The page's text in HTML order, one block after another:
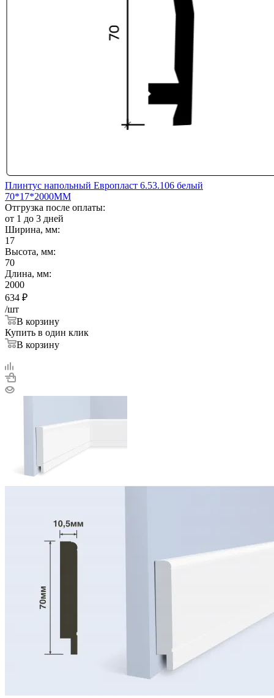
Плинтус напольный Европласт 6.53.106 белый
70*17*2000ММ
Отгрузка после оплаты:
от 1 до 3 дней
Ширина, мм:
17
Высота, мм:
70
Длина, мм:
2000
634 ₽
/шт
В корзину
Купить в один клик
В корзину